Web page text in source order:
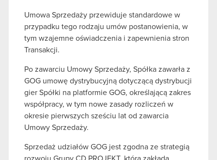
Umowa Sprzedaży przewiduje standardowe w
przypadku tego rodzaju umów postanowienia, w
tym wzajemne oświadczenia i zapewnienia stron
Transakcji.
Po zawarciu Umowy Sprzedaży, Spółka zawarła z
GOG umowę dystrybucyjną dotyczącą dystrybucji
gier Spółki na platformie GOG, określającą zakres
współpracy, w tym nowe zasady rozliczeń w
okresie pierwszych sześciu lat od zawarcia
Umowy Sprzedaży.
Sprzedaż udziałów GOG jest zgodna ze strategią
rozwoju Grupy CD PROJEKT, która zakłada